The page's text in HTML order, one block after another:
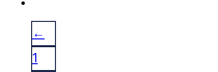
←
1